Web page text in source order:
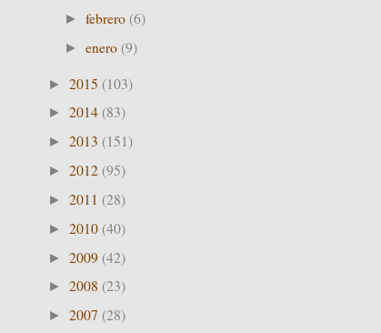
►febrero (6)
►enero (9)
► 2015 (103)
► 2014 (83)
► 2013 (151)
► 2012 (95)
► 2011 (28)
► 2010 (40)
► 2009 (42)
► 2008 (23)
► 2007 (28)